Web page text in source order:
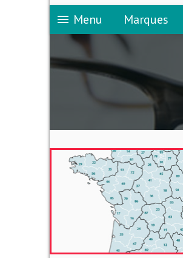
menu Menu Marques